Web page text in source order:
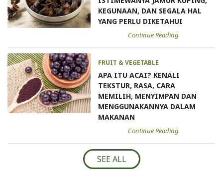
KEGUNAAN, DAN SEGALA HAL
YANG PERLU DIKETAHUI
Continue Reading
FRUIT & VEGETABLE
APA ITU ACAI? KENALI
TEKSTUR, RASA, CARA
MEMILIH, MENYIMPAN DAN
MENGGUNAKANNYA DALAM
MAKANAN
Continue Reading
SEE ALL